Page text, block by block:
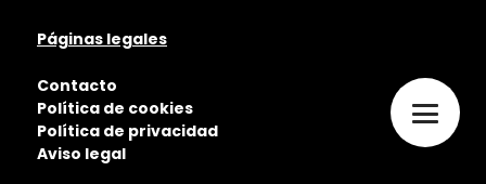
Páginas legales
Contacto
Política de cookies
Política de privacidad
Aviso legal